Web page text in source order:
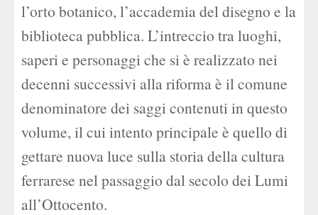
l’orto botanico, l’accademia del disegno e la
biblioteca pubblica. L’intreccio tra luoghi,
saperi e personaggi che si è realizzato nei
decenni successivi alla riforma è il comune
denominatore dei saggi contenuti in questo
volume, il cui intento principale è quello di
gettare nuova luce sulla storia della cultura
ferrarese nel passaggio dal secolo dei Lumi
all’Ottocento.